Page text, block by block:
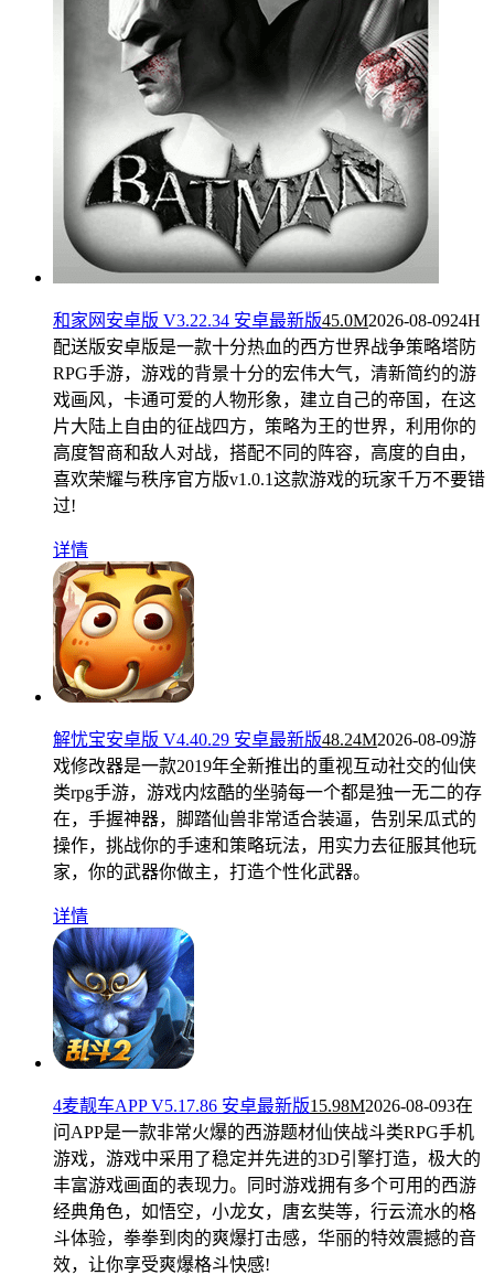
和家网安卓版 V3.22.34 安卓最新版45.0M2026-08-0924H
配送版安卓版是一款十分热血的西方世界战争策略塔防
RPG手游，游戏的背景十分的宏伟大气，清新简约的游
戏画风，卡通可爱的人物形象，建立自己的帝国，在这
片大陆上自由的征战四方，策略为王的世界，利用你的
高度智商和敌人对战，搭配不同的阵容，高度的自由，
喜欢荣耀与秩序官方版v1.0.1这款游戏的玩家千万不要错
过!
详情
解忧宝安卓版 V4.40.29 安卓最新版48.24M2026-08-09游
戏修改器是一款2019年全新推出的重视互动社交的仙侠
类rpg手游，游戏内炫酷的坐骑每一个都是独一无二的存
在，手握神器，脚踏仙兽非常适合装逼，告别呆瓜式的
操作，挑战你的手速和策略玩法，用实力去征服其他玩
家，你的武器你做主，打造个性化武器。
详情
4麦靓车APP V5.17.86 安卓最新版15.98M2026-08-093在
问APP是一款非常火爆的西游题材仙侠战斗类RPG手机
游戏，游戏中采用了稳定并先进的3D引擎打造，极大的
丰富游戏画面的表现力。同时游戏拥有多个可用的西游
经典角色，如悟空，小龙女，唐玄奘等，行云流水的格
斗体验，拳拳到肉的爽爆打击感，华丽的特效震撼的音
效，让你享受爽爆格斗快感!